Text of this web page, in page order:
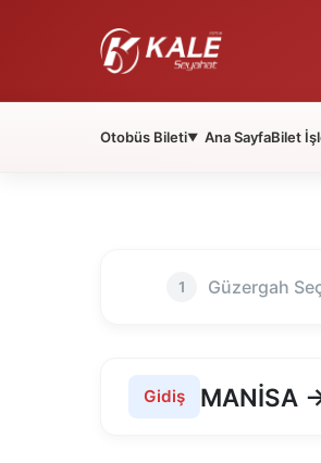
Otobüs Bileti▼ Ana SayfaBilet
1 Güzergah
Gidiş MANİSA